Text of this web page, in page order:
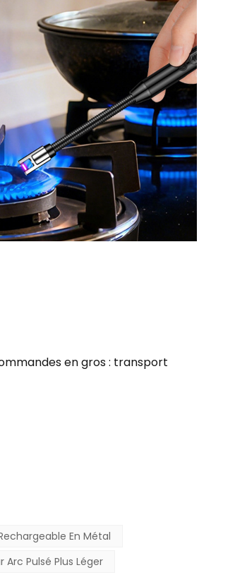
en gros : transport
En Métal
Arc Pulsé Plus Léger